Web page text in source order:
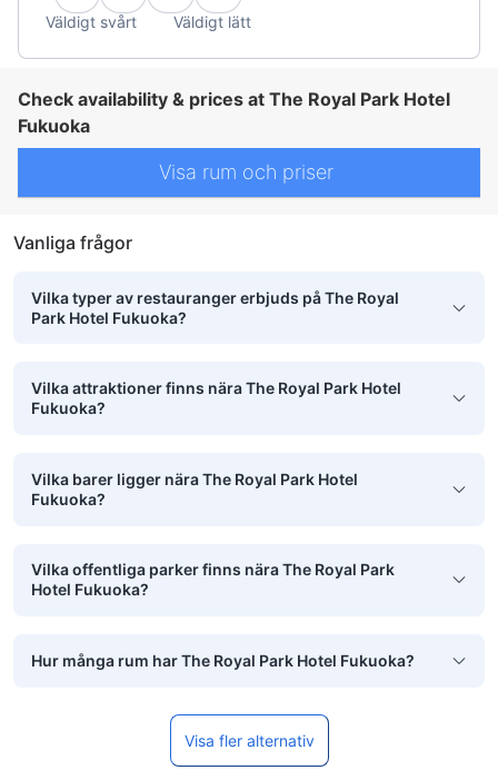
Väldigt svårt
Väldigt lätt
Check availability & prices at The Royal Park Hotel
Fukuoka
Visa rum och priser
Vanliga frågor
Vilka typer av restauranger erbjuds på The Royal
Park Hotel Fukuoka?
Vilka attraktioner finns nära The Royal Park Hotel
Fukuoka?
Vilka barer ligger nära The Royal Park Hotel
Fukuoka?
Vilka offentliga parker finns nära The Royal Park
Hotel Fukuoka?
Hur många rum har The Royal Park Hotel Fukuoka?
Visa fler alternativ